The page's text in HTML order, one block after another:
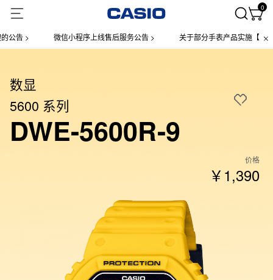
0
告 > 微信小程序上线售后服务公告 > 关于部分手表产品实施【一物
数显
5600 系列
DWE-5600R-9
价格
￥1,390